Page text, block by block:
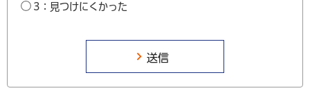
3：見つけにくかった